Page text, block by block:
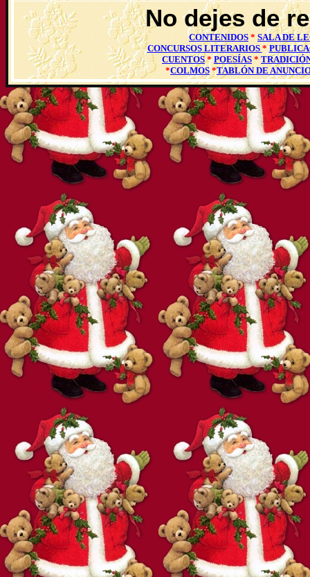
No dejes de
CONTENIDOS * SALA DE
CONCURSOS LITERARIOS *
CUENTOS*POESÍAS *
*COLMOS*TABLÓN DE